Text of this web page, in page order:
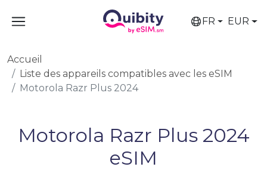
FR EUR
Accueil
Liste des appareils compatibles avec les eSIM
Motorola Razr Plus 2024
Motorola Razr Plus 2024
eSIM